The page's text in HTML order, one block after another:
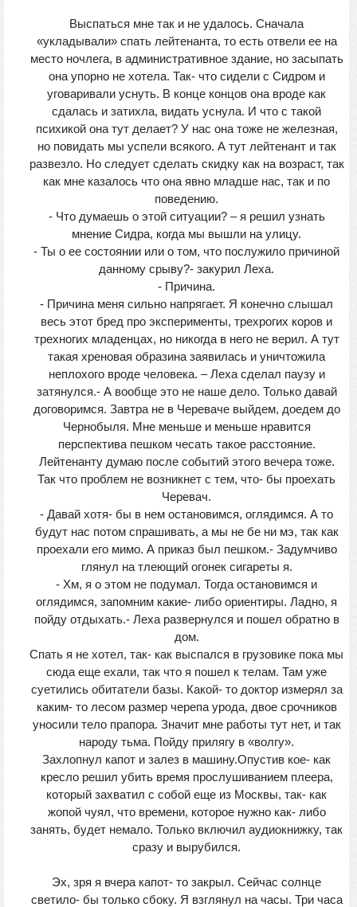
Выспаться мне так и не удалось. Сначала
«укладывали» спать лейтенанта, то есть отвели ее на
место ночлега, в административное здание, но засыпать
она упорно не хотела. Так- что сидели с Сидром и
уговаривали уснуть. В конце концов она вроде как
сдалась и затихла, видать уснула. И что с такой
психикой она тут делает? У нас она тоже не железная,
но повидать мы успели всякого. А тут лейтенант и так
развезло. Но следует сделать скидку как на возраст, так
как мне казалось что она явно младше нас, так и по
поведению.
- Что думаешь о этой ситуации? – я решил узнать
мнение Сидра, когда мы вышли на улицу.
- Ты о ее состоянии или о том, что послужило причиной
данному срыву?- закурил Леха.
- Причина.
- Причина меня сильно напрягает. Я конечно слышал
весь этот бред про эксперименты, трехрогих коров и
трехногих младенцах, но никогда в него не верил. А тут
такая хреновая образина заявилась и уничтожила
неплохого вроде человека. – Леха сделал паузу и
затянулся.- А вообще это не наше дело. Только давай
договоримся. Завтра не в Череваче выйдем, доедем до
Чернобыля. Мне меньше и меньше нравится
перспектива пешком чесать такое расстояние.
Лейтенанту думаю после событий этого вечера тоже.
Так что проблем не возникнет с тем, что- бы проехать
Черевач.
- Давай хотя- бы в нем остановимся, оглядимся. А то
будут нас потом спрашивать, а мы не бе ни мэ, так как
проехали его мимо. А приказ был пешком.- Задумчиво
глянул на тлеющий огонек сигареты я.
- Хм, я о этом не подумал. Тогда остановимся и
оглядимся, запомним какие- либо ориентиры. Ладно, я
пойду отдыхать.- Леха развернулся и пошел обратно в
дом.
Спать я не хотел, так- как выспался в грузовике пока мы
сюда еще ехали, так что я пошел к телам. Там уже
суетились обитатели базы. Какой- то доктор измерял за
каким- то лесом размер черепа урода, двое срочников
уносили тело прапора. Значит мне работы тут нет, и так
народу тьма. Пойду прилягу в «волгу».
Захлопнул капот и залез в машину.Опустив кое- как
кресло решил убить время прослушиванием плеера,
который захватил с собой еще из Москвы, так- как
жопой чуял, что времени, которое нужно как- либо
занять, будет немало. Только включил аудиокнижку, так
сразу и вырубился.
Эх, зря я вчера капот- то закрыл. Сейчас солнце
светило- бы только сбоку. Я взглянул на часы. Три часа